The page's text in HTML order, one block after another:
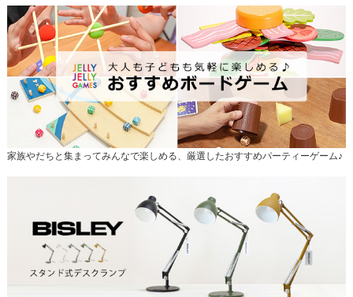
家族やだちと集まってみんなで楽しめる、厳選したおすすめパーティーゲーム♪